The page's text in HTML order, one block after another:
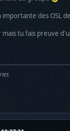
importante des OSL
mais tu fais preuve